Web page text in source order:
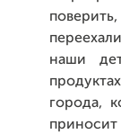
наши
города,